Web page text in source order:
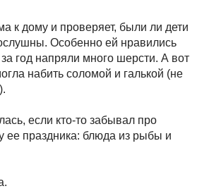
к дому и проверяет, были ли дети
Особенно ей нравились
год напряли много шерсти. А вот
набить соломой и галькой (не
если кто-то забывал про
ее праздника: блюда из рыбы и